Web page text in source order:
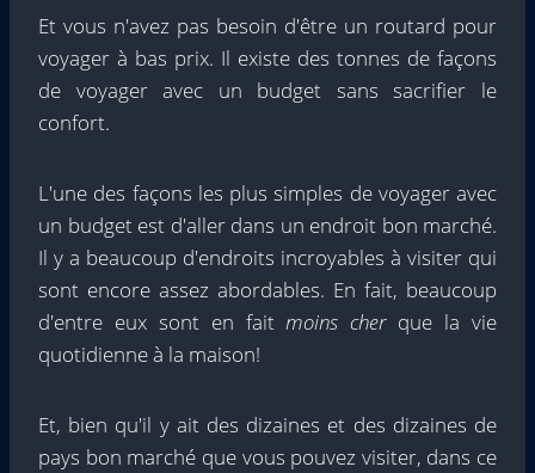
Et vous n'avez pas besoin d'être un routard pour
voyager à bas prix. Il existe des tonnes de façons
de voyager avec un budget sans sacrifier le
confort.
L'une des façons les plus simples de voyager avec
un budget est d'aller dans un endroit bon marché.
Il y a beaucoup d'endroits incroyables à visiter qui
sont encore assez abordables. En fait, beaucoup
d'entre eux sont en faitmoins cherque la vie
quotidienne à la maison!
Et, bien qu'il y ait des dizaines et des dizaines de
pays bon marché que vous pouvez visiter, dans ce